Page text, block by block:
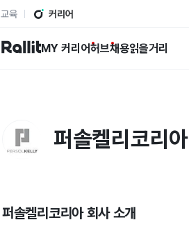
교육 커리어
MY 커리어허브채용읽을거리
퍼솔켈리코리아
퍼솔켈리코리아회사 소개